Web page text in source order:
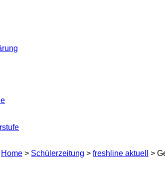
Home > Schülerzeitung > freshline aktuell >